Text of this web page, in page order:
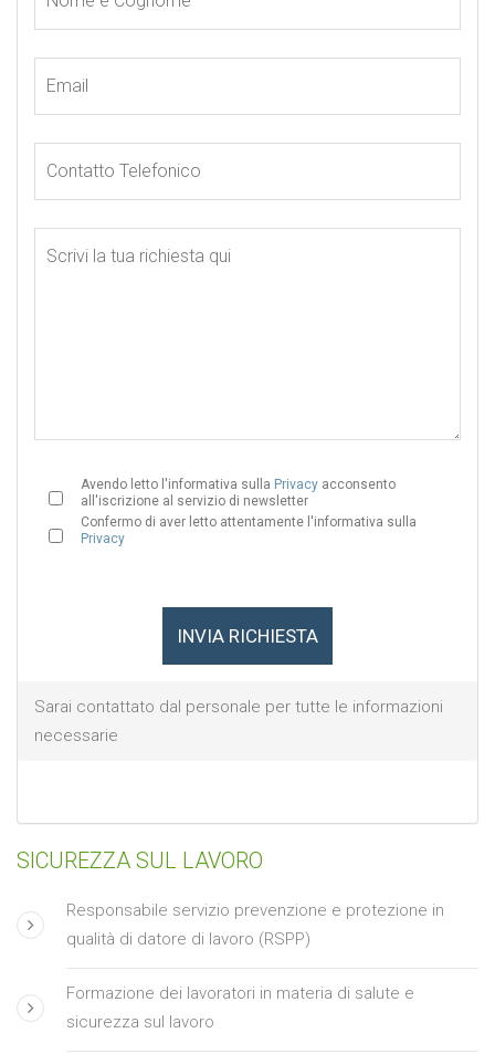
Avendo letto l'informativa sulla Privacyacconsento
all'iscrizione al servizio di newsletter
Confermo di aver letto attentamente l'informativa sulla
Privacy
Sarai contattato dal personale per tutte le informazioni
necessarie
SICUREZZA SUL LAVORO
Responsabile servizio prevenzione e protezione in
qualità di datore di lavoro (RSPP)
Formazione dei lavoratori in materia di salute e
sicurezza sul lavoro